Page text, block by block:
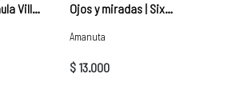
Mira Pez | Paula Villarreal Ojos y miradas | Sixta Hernández
Amanuta
$ 13.000